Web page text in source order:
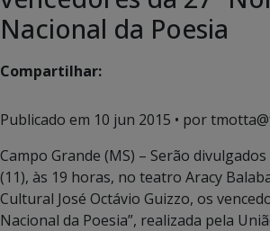
Nacional da Poesia
Compartilhar:
Publicado em 10 jun 2015 • por
Campo Grande (MS) – Serão
(11), às 19 horas, no teatro Aracy
Cultural José Octávio Guizzo, os
Nacional da Poesia”, realizada pela